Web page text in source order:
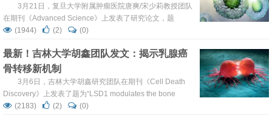
3月21日，复旦大学附属肿瘤医院唐爽/宋少莉教授团队
在期刊《Advanced Science》上发表了研究论文，题
为“Hypoxic Exosomal circPLEKHM1-Mediated Crosstalk
Cancer Metastasis”。本研究中，研究人员通过系统分析非
小细胞肺癌(N...
(1944) (2) (0)
最新！吉林大学胡鑫团队发文：揭示乳腺癌
骨转移新机制
3月6日，吉林大学胡鑫研究团队在期刊《Cell Death
Discovery》上发表了题为“LSD1 modulates the bone
metastasis of breast cancer cells through hnRNPA2B1-
(2183) (2) (0)